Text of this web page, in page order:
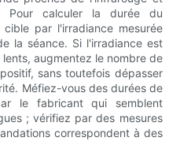
Pour calculer la durée du
par l'irradiance mesurée
la séance. Si l'irradiance est
augmentez le nombre de
sans toutefois dépasser
Méfiez-vous des durées de
le fabricant qui semblent
; vérifiez par des mesures
correspondent à des